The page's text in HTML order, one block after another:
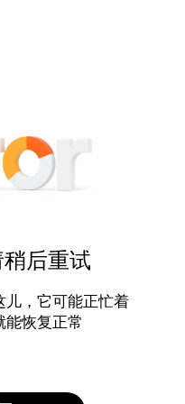
后重试
儿，它可能正忙着
能恢复正常